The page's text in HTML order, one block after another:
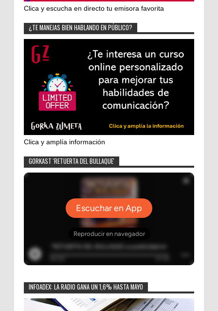
Clica y escucha en directo tu emisora favorita
¿TE MANEJAS BIEN HABLANDO EN PÚBLICO?
Clica y amplía información
GORKAST 'RETUERTA DEL BULLAQUE'
INFOADEX: LA RADIO GANA UN 1,6% HASTA MAYO